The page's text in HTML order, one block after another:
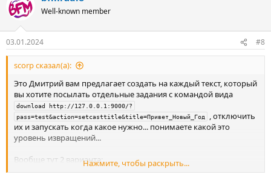
Well-known member
03.01.2024 #8
scorp сказал(а):
Это Дмитрий вам предлагает создать на каждый текст, который
вы хотите посылать отдельные задания с командой вида
download http://127.0.0.1:9000/?
pass=test&action=setcasttitle&title=Привет_Новый_Год
, отключить
их и запускать когда какое нужно... понимаете какой это
уровень извращений...
Вообще тут 2 варианта:Нажмите, чтобы раскрыть...